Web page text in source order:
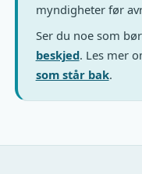
myndigheter før
Ser du noe som
beskjed. Les mer
som står bak.